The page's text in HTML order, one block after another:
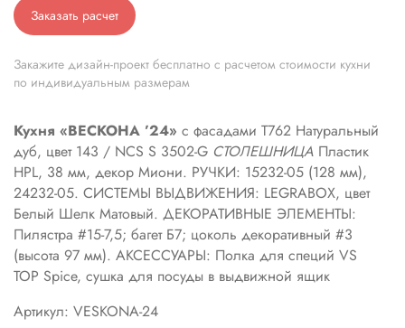
Заказать расчет
Закажите дизайн-проект бесплатно с расчетом стоимости кухни
по индивидуальным размерам
Кухня «ВЕСКОНА ’24» с фасадами Т762 Натуральный
дуб, цвет 143 / NCS S 3502-G СТОЛЕШНИЦА Пластик
HPL, 38 мм, декор Миони. РУЧКИ: 15232-05 (128 мм),
24232-05. СИСТЕМЫ ВЫДВИЖЕНИЯ: LEGRABOX, цвет
Белый Шелк Матовый. ДЕКОРАТИВНЫЕ ЭЛЕМЕНТЫ:
Пилястра #15-7,5; багет Б7; цоколь декоративный #3
(высота 97 мм). АКСЕССУАРЫ: Полка для специй VS
TOP Spice, сушка для посуды в выдвижной ящик
Артикул: VESKONA-24